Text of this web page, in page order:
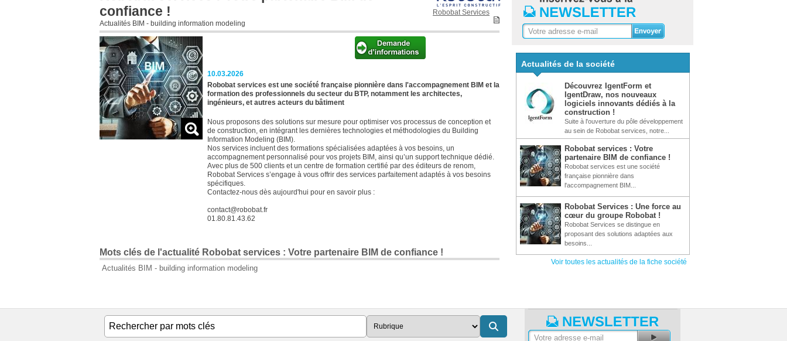
confiance !
Actualités BIM - building information modeling
Robobat Services
10.03.2026
Robobat services est une société française pionnière dans l'accompagnement BIM et la
formation des professionnels du secteur du BTP, notamment les architectes,
ingénieurs, et autres acteurs du bâtiment
Nous proposons des solutions sur mesure pour optimiser vos processus de conception et
de construction, en intégrant les dernières technologies et méthodologies du Building
Information Modeling (BIM).
Nos services incluent des formations spécialisées adaptées à vos besoins, un
accompagnement personnalisé pour vos projets BIM, ainsi qu’un support technique dédié.
Avec plus de 500 clients et un centre de formation certifié par des éditeurs de renom,
Robobat Services s’engage à vous offrir des services parfaitement adaptés à vos besoins
spécifiques.
Contactez-nous dès aujourd'hui pour en savoir plus :
contact@robobat.fr
01.80.81.43.62
Mots clés de l'actualité Robobat services : Votre partenaire BIM de confiance !
Actualités BIM - building information modeling
Actualités de la société
Découvrez IgentForm et
IgentDraw, nos nouveaux
logiciels innovants dédiés à la
construction !
Suite à l'ouverture du pôle développement
au sein de Robobat services, notre...
Robobat services : Votre
partenaire BIM de confiance !
Robobat services est une société
française pionnière dans
l'accompagnement BIM...
Robobat Services : Une force au
cœur du groupe Robobat !
Robobat Services se distingue en
proposant des solutions adaptées aux
besoins...
Voir toutes les actualités de la fiche société